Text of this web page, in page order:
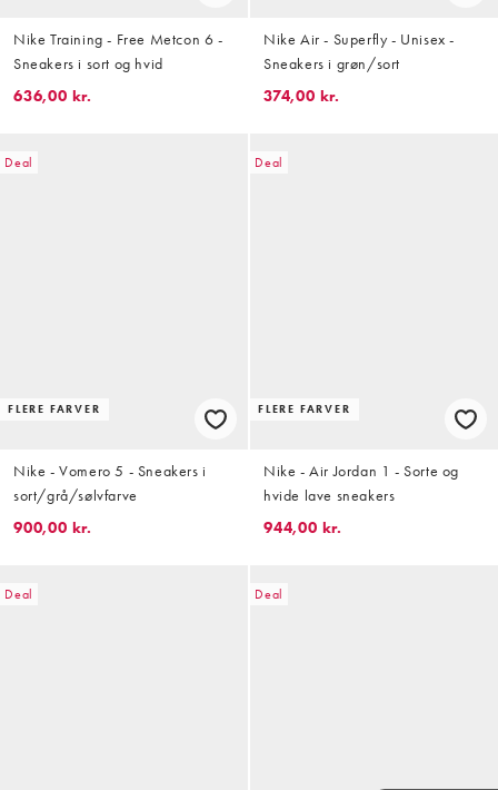
Nike Training - Free Metcon 6 -
Sneakers i sort og hvid
636,00 kr.
Nike Air - Superfly - Unisex -
Sneakers i grøn/sort
374,00 kr.
Deal
FLERE FARVER
Nike - Vomero 5 - Sneakers i
sort/grå/sølvfarve
900,00 kr.
Deal
FLERE FARVER
Nike - Air Jordan 1 - Sorte og
hvide lave sneakers
944,00 kr.
Deal Deal